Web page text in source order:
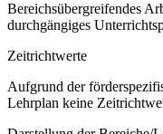
Bereichsübergreifendes
durchgängiges
Zeitrichtwerte
Aufgrund der
Lehrplan keine